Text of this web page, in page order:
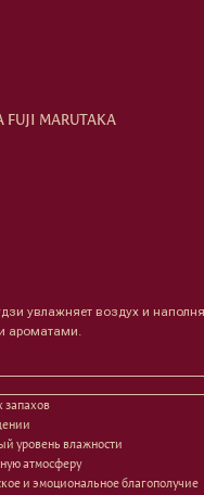
MARUTAKA
увлажняет воздух и
ароматами.
запахов
уровень влажности
атмосферу
и эмоциональное благополучие